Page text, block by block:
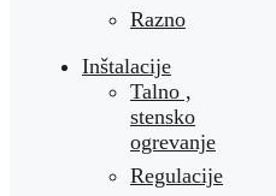
Razno
Inštalacije
Talno ,
stensko
ogrevanje
Regulacije